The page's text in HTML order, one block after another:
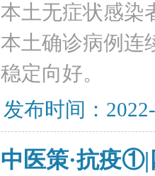
本土无症状感染
本土确诊病例连
稳定向好。
发布时间：
中医策·抗疫①|